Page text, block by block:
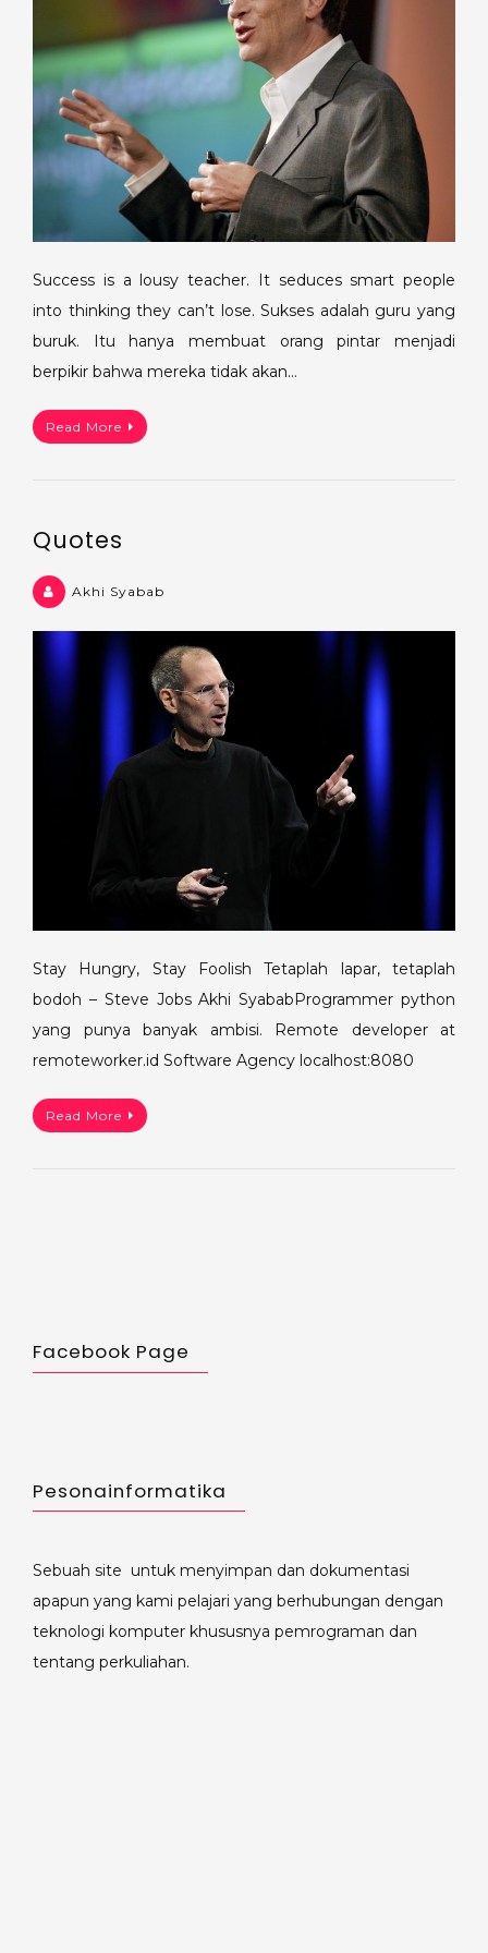
Success is a lousy teacher. It seduces smart people
into thinking they can’t lose. Sukses adalah guru yang
buruk. Itu hanya membuat orang pintar menjadi
berpikir bahwa mereka tidak akan…
Read More
Quotes
Akhi Syabab
Stay Hungry, Stay Foolish Tetaplah lapar, tetaplah
bodoh – Steve Jobs Akhi SyababProgrammer python
yang punya banyak ambisi. Remote developer at
remoteworker.id Software Agency localhost:8080
Read More
Facebook Page
Pesonainformatika
Sebuah site untuk menyimpan dan dokumentasi
apapun yang kami pelajari yang berhubungan dengan
teknologi komputer khususnya pemrograman dan
tentang perkuliahan.